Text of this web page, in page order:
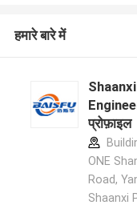
हमारे बारे में
प्रोफ़ाइल
ONE
Road,
Shaanxi